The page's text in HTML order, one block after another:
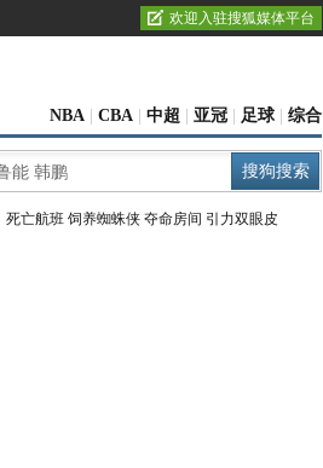
欢迎入驻搜狐媒体平台
NBA CBA 中超 亚冠 足球 综合
死亡航班 饲养蜘蛛侠 夺命房间 引力双眼皮